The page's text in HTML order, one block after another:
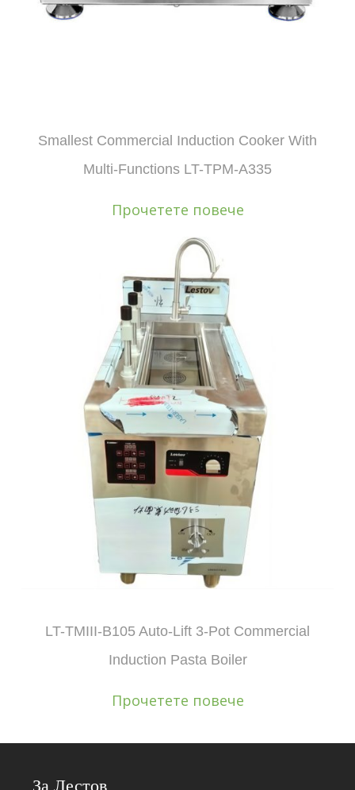
Smallest Commercial Induction Cooker With
Multi-Functions LT-TPM-A335
Прочетете повече
LT-TMIII-B105 Auto-Lift 3-Pot Commercial
Induction Pasta Boiler
Прочетете повече
За Лестов